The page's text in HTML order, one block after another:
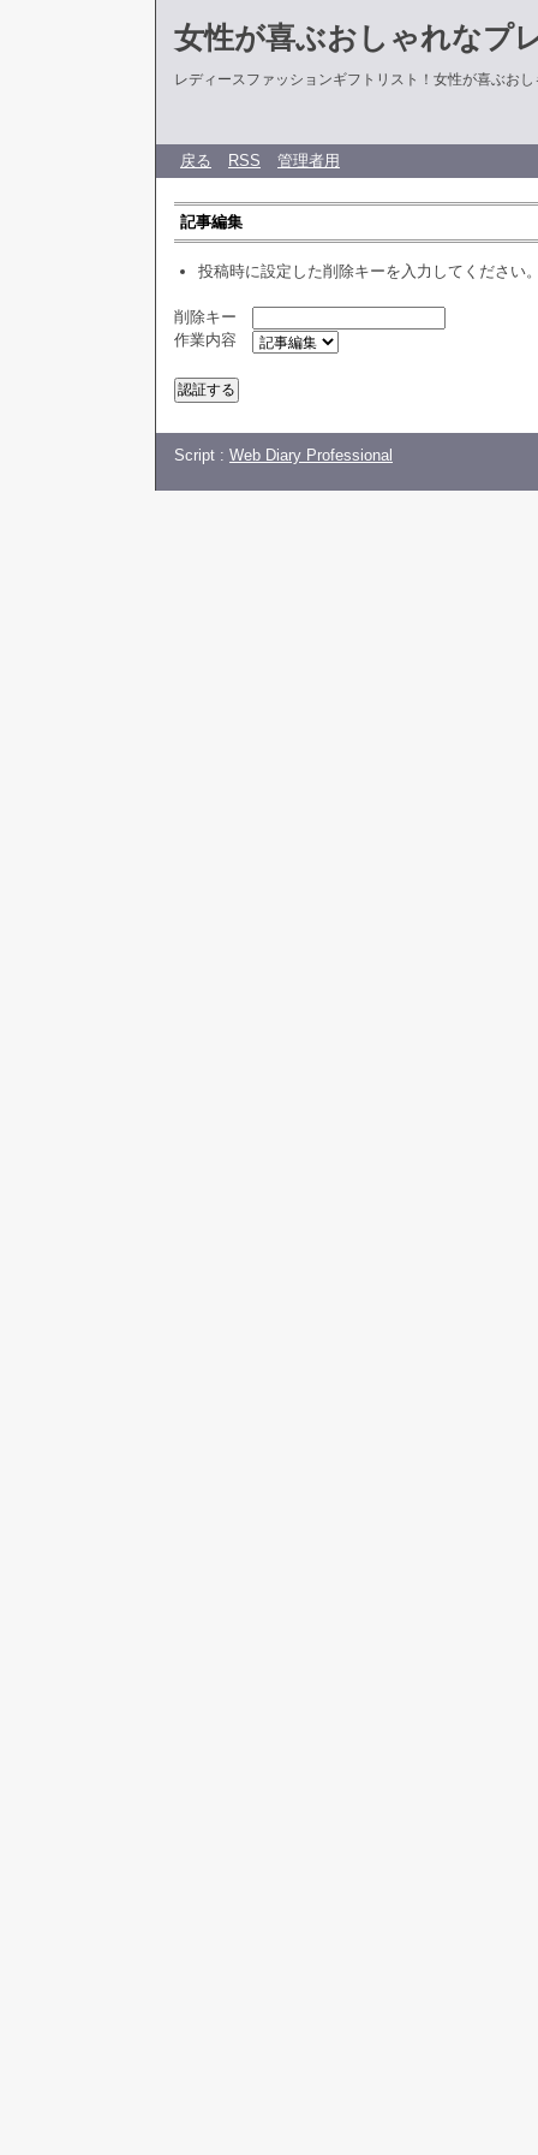
女性が喜ぶおしゃれなプ
レディースファッションギフトリスト！女性が喜ぶお
戻る RSS 管理者用
記事編集
投稿時に設定した削除キーを入力してください
削除キー
作業内容
Script : Web Diary Professional